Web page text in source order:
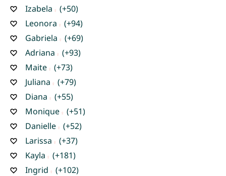
Izabela
(+50)
Leonora
(+94)
Gabriela
(+69)
Adriana
(+93)
Maite
(+73)
Juliana
(+79)
Diana
(+55)
Monique
(+51)
Danielle
(+52)
Larissa
(+37)
Kayla
(+181)
Ingrid
(+102)